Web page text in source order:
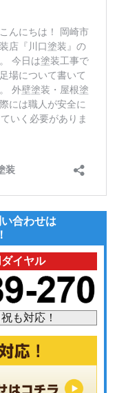
合わせは
イヤル
も対応！